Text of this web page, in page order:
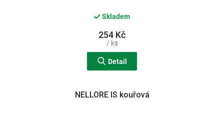
Skladem
254 Kč
/ ks
Detail
NELLORE IS kouřová